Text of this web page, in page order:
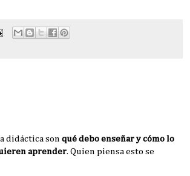
didáctica son qué debo enseñar y cómo lo
aprender. Quien piensa esto se